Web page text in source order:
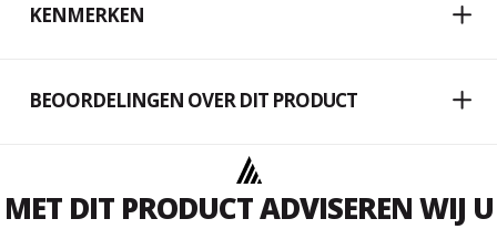
KENMERKEN
BEOORDELINGEN OVER DIT PRODUCT
MET DIT PRODUCT ADVISEREN WIJ U